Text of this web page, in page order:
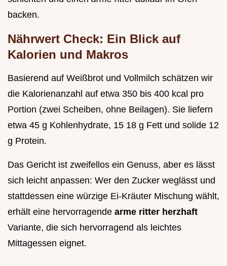
backen.
Nährwert Check: Ein Blick auf
Kalorien und Makros
Basierend auf Weißbrot und Vollmilch schätzen wir
die Kalorienanzahl auf etwa 350 bis 400 kcal pro
Portion (zwei Scheiben, ohne Beilagen). Sie liefern
etwa 45 g Kohlenhydrate, 15 18 g Fett und solide 12
g Protein.
Das Gericht ist zweifellos ein Genuss, aber es lässt
sich leicht anpassen: Wer den Zucker weglässt und
stattdessen eine würzige Ei-Kräuter Mischung wählt,
erhält eine hervorragende arme ritter herzhaft
Variante, die sich hervorragend als leichtes
Mittagessen eignet.